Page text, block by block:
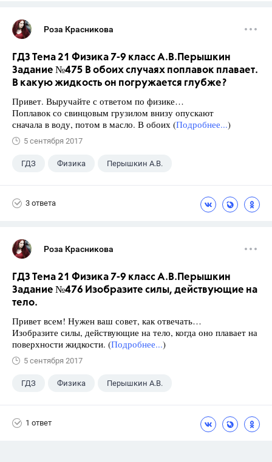
Роза Красникова
ГДЗ Тема 21 Физика 7-9 класс А.В.Перышкин
Задание №475 В обоих случаях поплавок плавает.
В какую жидкость он погружается глубже?
Привет. Выручайте с ответом по физике…
Поплавок со свинцовым грузилом внизу опускают
сначала в воду, потом в масло. В обоих (Подробнее...)
5 сентября 2017
ГДЗ Физика Перышкин А.В.
3 ответа
Роза Красникова
ГДЗ Тема 21 Физика 7-9 класс А.В.Перышкин
Задание №476 Изобразите силы, действующие на
тело.
Привет всем! Нужен ваш совет, как отвечать…
Изобразите силы, действующие на тело, когда оно плавает на
поверхности жидкости. (Подробнее...)
5 сентября 2017
ГДЗ Физика Перышкин А.В.
1 ответ